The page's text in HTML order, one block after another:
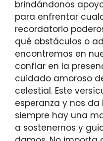
brindándonos
para enfrentar
recordatorio
qué obstáculos o
encontremos en
confiar en la
cuidado amoroso
celestial. Este
esperanza y nos
siempre hay una
a sostenernos y